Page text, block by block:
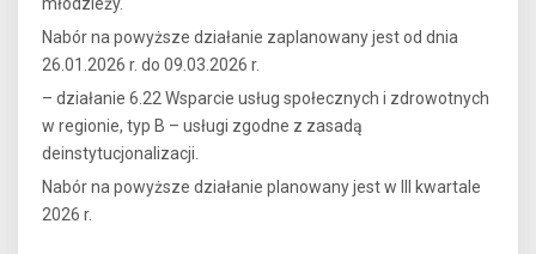
Nabór na powyższe działanie zaplanowany jest od dnia
26.01.2026 r. do 09.03.2026 r.
– działanie 6.22 Wsparcie usług społecznych i zdrowotnych
w regionie, typ B – usługi zgodne z zasadą
deinstytucjonalizacji.
Nabór na powyższe działanie planowany jest w III kwartale
2026 r.